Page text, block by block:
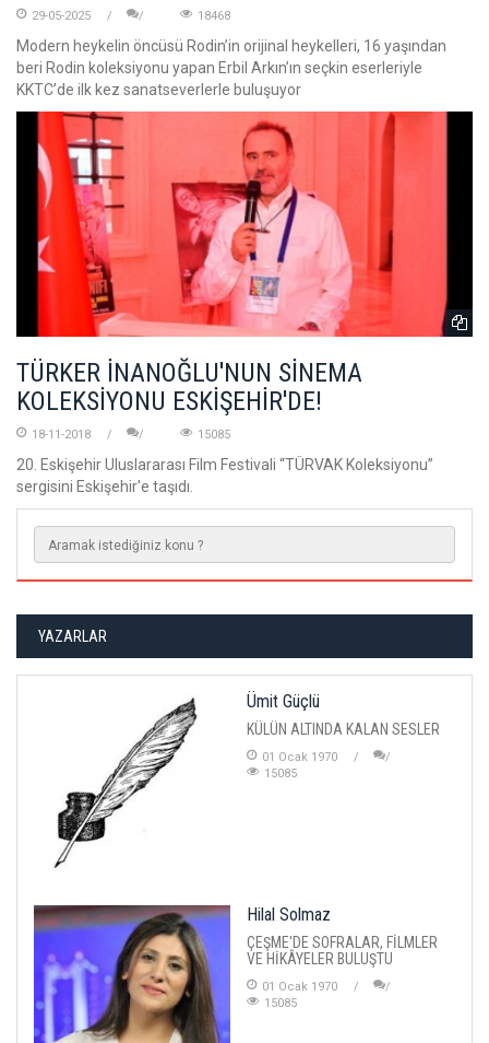
29-05-2025 18468
Modern heykelin öncüsü Rodin’in orijinal heykelleri, 16 yaşından
beri Rodin koleksiyonu yapan Erbil Arkın’ın seçkin eserleriyle
KKTC’de ilk kez sanatseverlerle buluşuyor
TÜRKER İNANOĞLU'NUN SİNEMA
KOLEKSİYONU ESKİŞEHİR'DE!
18-11-2018 15085
20. Eskişehir Uluslararası Film Festivali “TÜRVAK Koleksiyonu”
sergisini Eskişehir'e taşıdı.
YAZARLAR
Ümit Güçlü
KÜLÜN ALTINDA KALAN SESLER
01 Ocak 1970
15085
Hilal Solmaz
ÇEŞME'DE SOFRALAR, FİLMLER
VE HİKÂYELER BULUŞTU
01 Ocak 1970
15085